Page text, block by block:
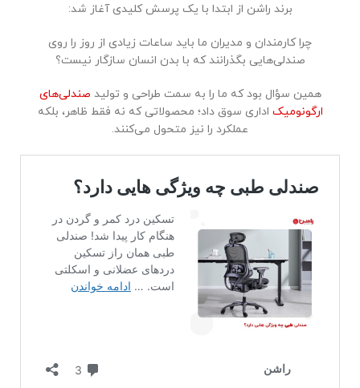
برند راشن از ابتدا با یک پرسش کلیدی آغاز شد:
چرا کارمندان و مدیران ما باید ساعات زیادی از روز را روی
صندلی‌هایی بگذرانند که با بدن انسان سازگار نیست؟
همین سؤال بود که ما را به سمت طراحی و تولید صندلی‌های
ارگونومیک اداری سوق داد؛ محصولاتی که نه فقط ظاهر، بلکه
عملکرد را نیز متحول می‌کنند.